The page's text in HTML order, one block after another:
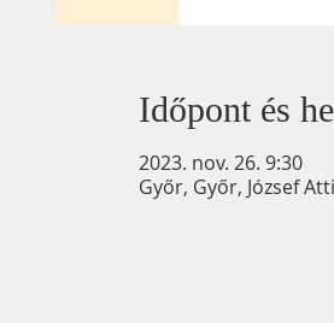
Időpont és
2023. nov. 26. 9:30
Győr, Győr, József